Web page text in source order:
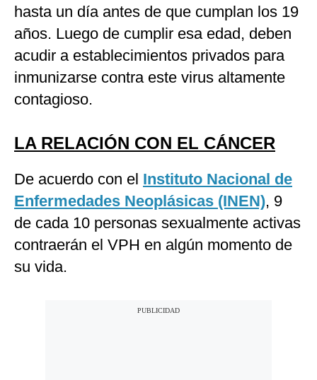
hasta un día antes de que cumplan los 19
años. Luego de cumplir esa edad, deben
acudir a establecimientos privados para
inmunizarse contra este virus altamente
contagioso.
LA RELACIÓN CON EL CÁNCER
De acuerdo con el Instituto Nacional de
Enfermedades Neoplásicas (INEN), 9
de cada 10 personas sexualmente activas
contraerán el VPH en algún momento de
su vida.